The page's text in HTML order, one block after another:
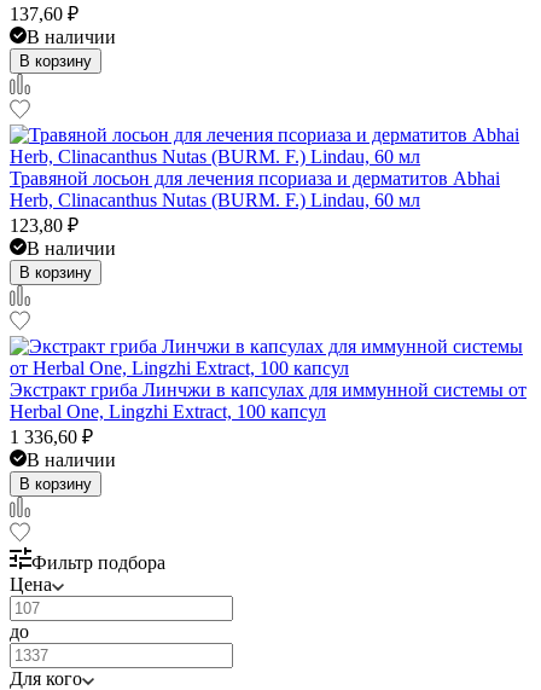
137,60 ₽
В наличии
В корзину
Травяной лосьон для лечения псориаза и дерматитов Abhai
Herb, Clinacanthus Nutas (BURM. F.) Lindau, 60 мл
123,80 ₽
В наличии
В корзину
Экстракт гриба Линчжи в капсулах для иммунной системы от
Herbal One, Lingzhi Extract, 100 капсул
1 336,60 ₽
В наличии
В корзину
Фильтр подбора
Цена
до
Для кого